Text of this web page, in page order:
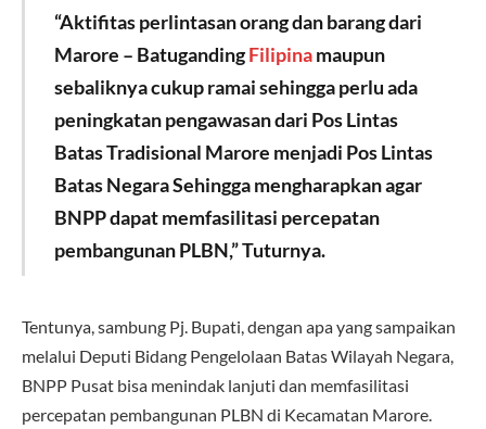
“Aktifitas perlintasan orang dan barang dari
Marore – BatugandingFilipinamaupun
sebaliknya cukup ramai sehingga perlu ada
peningkatan pengawasan dari Pos Lintas
Batas Tradisional Marore menjadi Pos Lintas
Batas Negara Sehingga mengharapkan agar
BNPP dapat memfasilitasi percepatan
pembangunan PLBN,” Tuturnya.
Tentunya, sambung Pj. Bupati, dengan apa yang sampaikan
melalui Deputi Bidang Pengelolaan Batas Wilayah Negara,
BNPP Pusat bisa menindak lanjuti dan memfasilitasi
percepatan pembangunan PLBN di Kecamatan Marore.